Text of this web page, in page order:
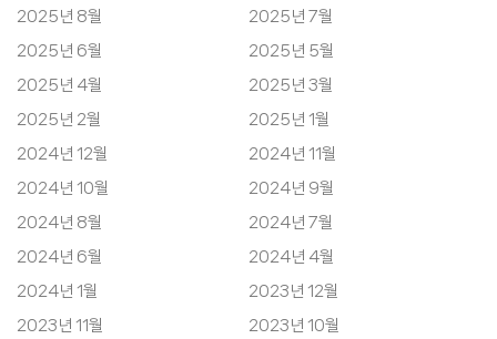
2025년 8월
2025년 7월
2025년 6월
2025년 5월
2025년 4월
2025년 3월
2025년 2월
2025년 1월
2024년 12월
2024년 11월
2024년 10월
2024년 9월
2024년 8월
2024년 7월
2024년 6월
2024년 4월
2024년 1월
2023년 12월
2023년 11월
2023년 10월